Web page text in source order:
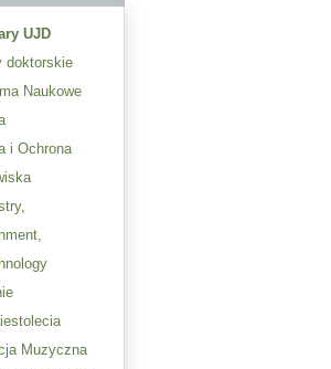
UJD
doktorskie
Naukowe
i Ochrona
Muzyczna